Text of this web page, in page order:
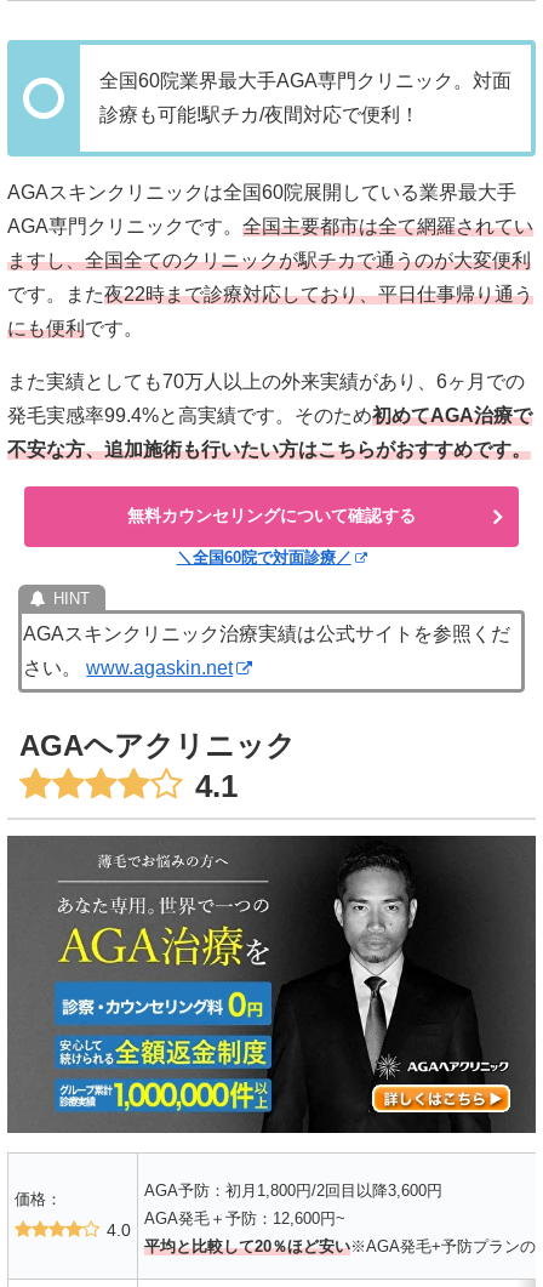
全国60院業界最大手AGA専門クリニック。対面
診療も可能!駅チカ/夜間対応で便利！
AGAスキンクリニックは全国60院展開している業界最大手
AGA専門クリニックです。 全国主要都市は全て網羅されてい
ますし、全国全てのクリニックが駅チカで通うのが大変便利
です。また夜22時まで診療対応しており、平日仕事帰り通う
にも便利です。
また実績としても70万人以上の外来実績があり、6ヶ月での
発毛実感率99.4%と高実績です。そのため初めてAGA治療で
不安な方、追加施術も行いたい方はこちらがおすすめです。
無料カウンセリングについて確認する
＼全国60院で対面診療／
AGAスキンクリニック治療実績は公式サイトを参照くだ
さい。www.agaskin.net
AGAヘアクリニック
4.1
価格：
4.0
AGA予防：初月1,800円/2回目以降3,600円
AGA発毛＋予防：12,600円~
平均と比較して20％ほど安い※AGA発毛+予防プランの